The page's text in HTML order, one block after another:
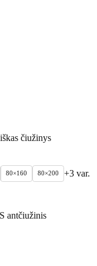
čiužinys
80×160 80×200 +3 var.